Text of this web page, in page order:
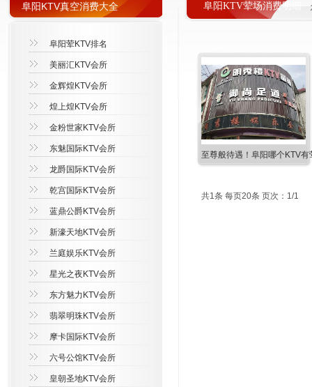
阜阳KTV荤场消费明细
至尊般待遇！阜阳哪个KTV
共1条 每页20条 页次：1/1
阜阳KTV真空消费大全
阜阳荤KTV排名
美丽汇KTV会所
金辉煌KTV会所
煌上煌KTV会所
金粉世家KTV会所
东魅国际KTV会所
龙爵国际KTV会所
乾宫国际KTV会所
蓝鼎公爵KTV会所
新濠天地KTV会所
兰庭娱乐KTV会所
星光之夜KTV会所
东方魅力KTV会所
翡翠明珠KTV会所
摩卡国际KTV会所
六号公馆KTV会所
皇朝圣地KTV会所